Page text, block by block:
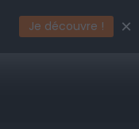
Je découvre ! ×